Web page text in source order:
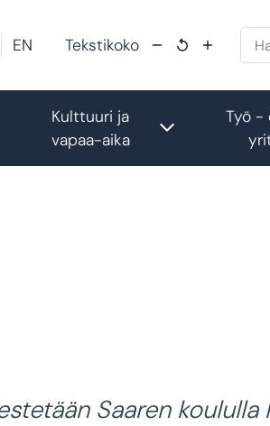
EN Tekstikoko
Toggle submenu
Kulttuuri ja
vapaa-aika
ToggleTyö -
Saaren koululla